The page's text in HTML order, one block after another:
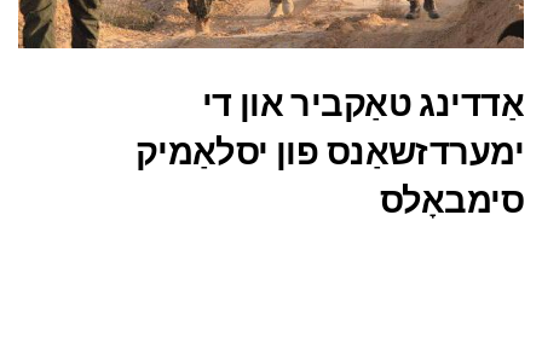
אַדדינג טאַקביר און די
ימערדזשאַנס פון יסלאַמיק
סימבאָלס